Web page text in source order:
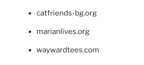
catfriends-bg.org
marianlives.org
waywardtees.com